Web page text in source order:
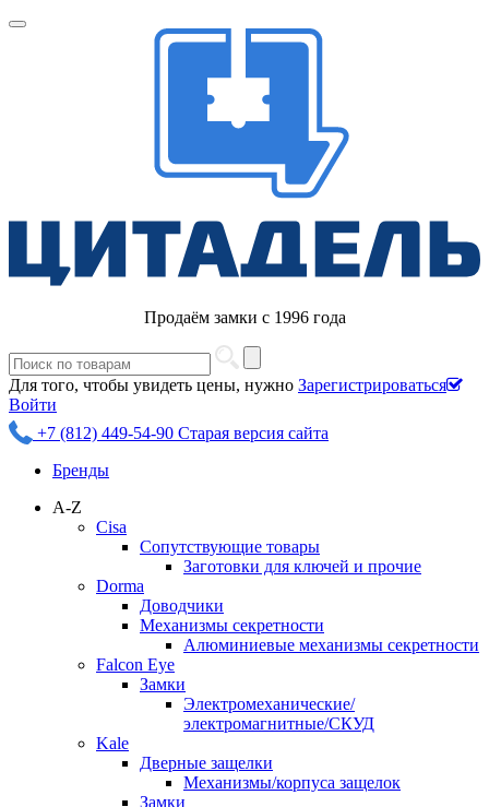
Продаём замки с 1996 года
Для того, чтобы увидеть цены, нужно Зарегистрироваться
Войти
+7 (812) 449-54-90 Старая версия сайта
Бренды
A-Z
Cisa
Сопутствующие товары
Заготовки для ключей и прочие
Dorma
Доводчики
Механизмы секретности
Алюминиевые механизмы секретности
Falcon Eye
Замки
Электромеханические/
электромагнитные/СКУД
Kale
Дверные защелки
Механизмы/корпуса защелок
Замки